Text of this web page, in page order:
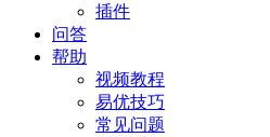
插件
问答
帮助
视频教程
易优技巧
常见问题